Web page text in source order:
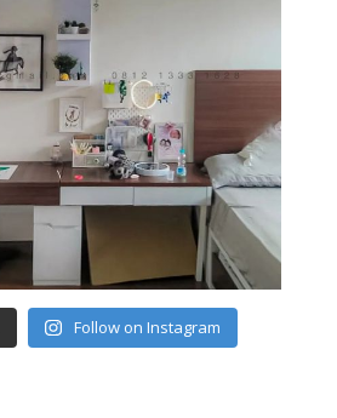
Follow on Instagram